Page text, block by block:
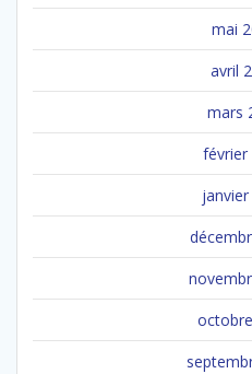
mai
avril
mars
février